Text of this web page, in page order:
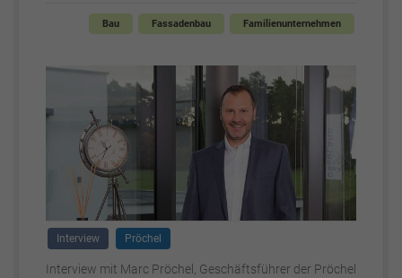
Bau Fassadenbau Familienunternehmen
Interview Pröchel
Interview mit Marc Pröchel, Geschäftsführer der Pröchel